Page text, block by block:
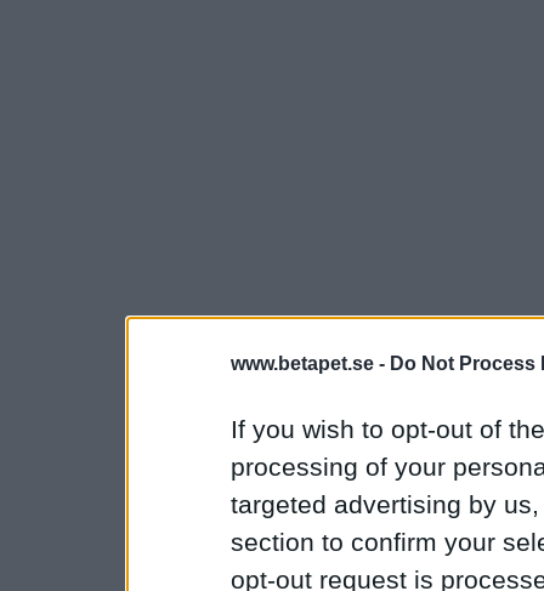
www.betapet.se - Do Not Process
If you wish to opt-out of
processing of your
targeted advertising by
section to confirm your
opt-out request is